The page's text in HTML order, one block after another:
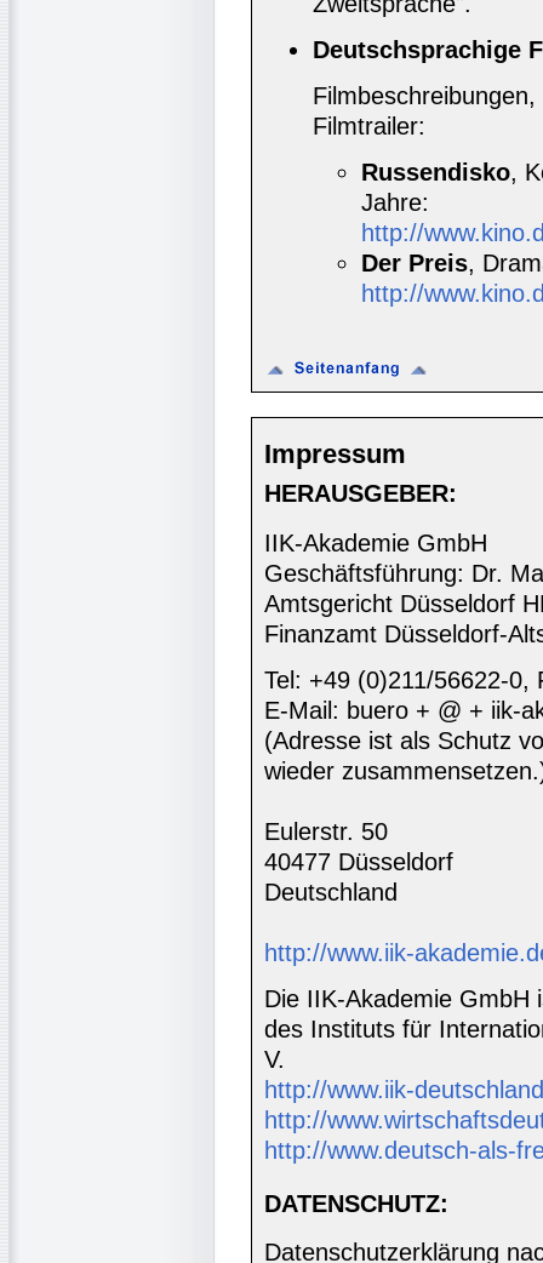
Deutschsprachige
Filmtrailer:
Russendisko,
Jahre:
http://
Der Preis,
http://
Impressum
HERAUSGEBER:
IIK-Akademie GmbH
Geschäftsführung: Dr.
Amtsgericht Düsseldorf
Finanzamt Düsseldorf-
Tel: +49 (0)211/56622-0,
E-Mail: buero + @ + iik-
(Adresse ist als Schutz
wieder
Eulerstr. 50
40477 Düsseldorf
Deutschland
http://www.iik-
Die IIK-Akademie GmbH
des Instituts für
V.
http://www.iik-
http://
http://www.deutsch-als-
DATENSCHUTZ:
Datenschutzerklärung